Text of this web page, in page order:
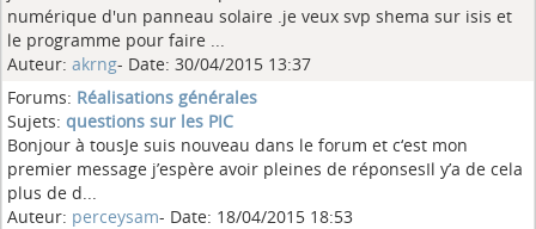
numérique d'un panneau solaire .je veux svp shema sur isis et
le programme pour faire ...
Auteur: akrng- Date: 30/04/2015 13:37
Forums: Réalisations générales
Sujets: questions sur les PIC
Bonjour à tousJe suis nouveau dans le forum et c‘est mon
premier message j’espère avoir pleines de réponsesIl y’a de cela
plus de d...
Auteur: perceysam- Date: 18/04/2015 18:53